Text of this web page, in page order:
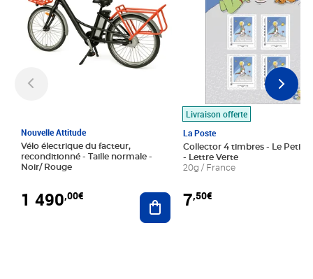
Nouvelle Attitude
Vélo électrique du facteur,
reconditionné - Taille normale -
Noir/ Rouge
1 490,00€ Ajouter au panier
Livraison offerte
La Poste
Collector 4 timbres - Le Petit
- Lettre Verte
20g / France
7,50€